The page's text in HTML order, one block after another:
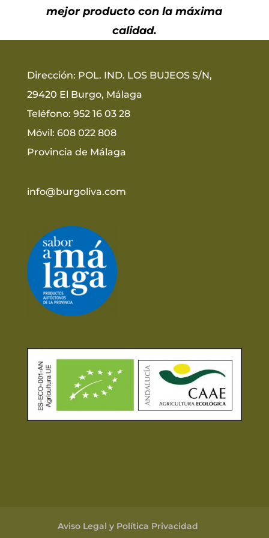
mejor producto con la máxima
calidad.
Dirección: POL. IND. LOS BUJEOS S/N,
29420 El Burgo, Málaga
Teléfono: 952 16 03 28
Móvil: 608 022 808
Provincia de Málaga
info@burgoliva.com
Aviso Legal y Política Privacidad